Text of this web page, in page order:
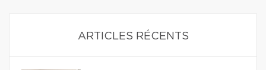
ARTICLES RÉCENTS